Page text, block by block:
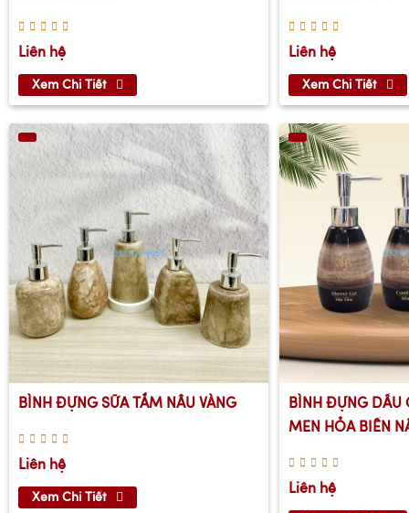
Liên hệ
Xem Chi Tiết
Liên hệ
Xem Chi Tiết
BÌNH ĐỰNG SỮA TẮM NÂU VÀNG
Liên hệ
Xem Chi Tiết
BÌNH ĐỰNG DẦU
MEN HỎA BIẾN
Liên hệ